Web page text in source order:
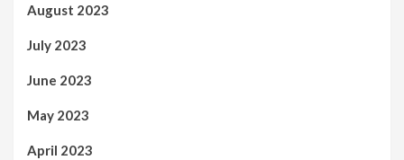
August 2023
July 2023
June 2023
May 2023
April 2023